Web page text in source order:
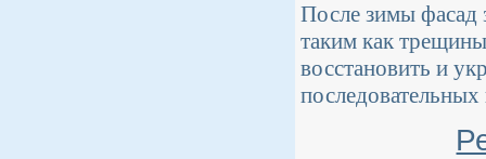
После зимы фасад
таким как
восстановить и